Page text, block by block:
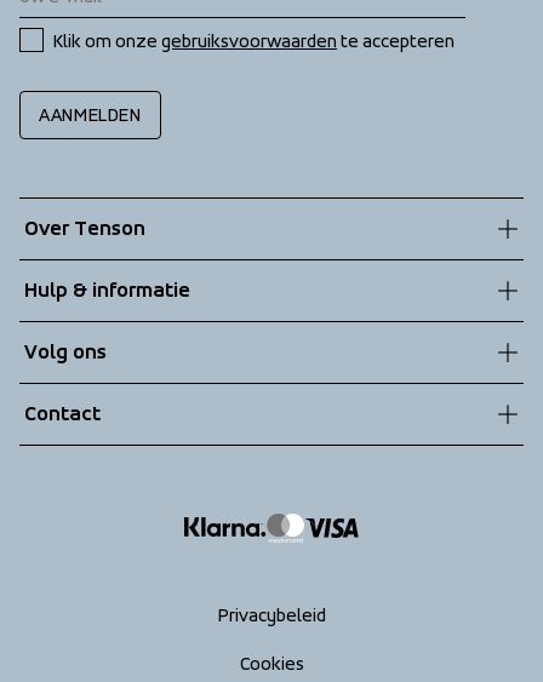
Klik om onze gebruiksvoorwaarden te accepteren
AANMELDEN
Over Tenson
Duurzaamheid
Technologieën
Hulp & informatie
Algemene voorwaarden
Retouren
Volg ons
Contact
Privacybeleid
Cookies